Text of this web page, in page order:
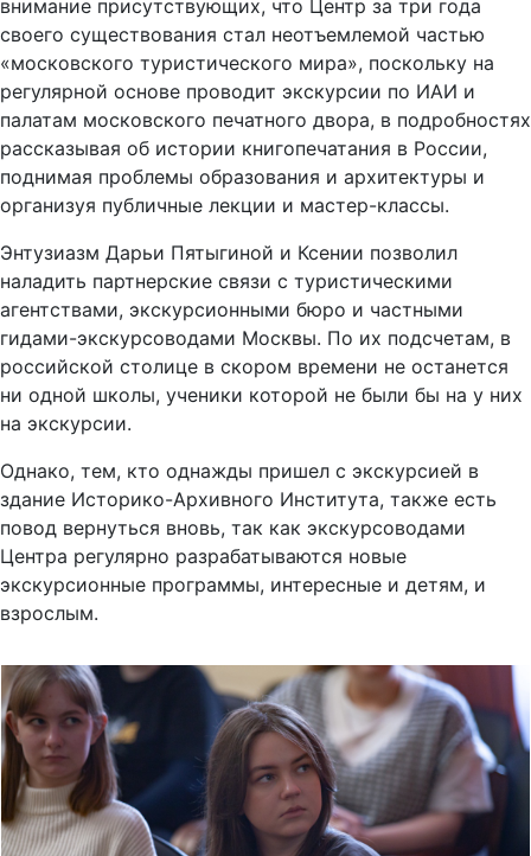
внимание присутствующих, что Центр за три года
своего существования стал неотъемлемой частью
«московского туристического мира», поскольку на
регулярной основе проводит экскурсии по ИАИ и
палатам московского печатного двора, в подробностях
рассказывая об истории книгопечатания в России,
поднимая проблемы образования и архитектуры и
организуя публичные лекции и мастер-классы.
Энтузиазм Дарьи Пятыгиной и Ксении позволил
наладить партнерские связи с туристическими
агентствами, экскурсионными бюро и частными
гидами-экскурсоводами Москвы. По их подсчетам, в
российской столице в скором времени не останется
ни одной школы, ученики которой не были бы на у них
на экскурсии.
Однако, тем, кто однажды пришел с экскурсией в
здание Историко-Архивного Института, также есть
повод вернуться вновь, так как экскурсоводами
Центра регулярно разрабатываются новые
экскурсионные программы, интересные и детям, и
взрослым.